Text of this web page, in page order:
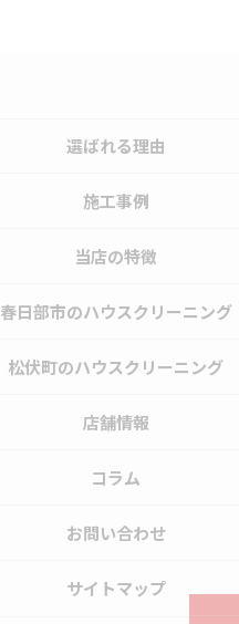
選ばれる理由
施工事例
当店の特徴
春日部市のハウスクリーニング
松伏町のハウスクリーニング
店舗情報
コラム
お問い合わせ
サイトマップ